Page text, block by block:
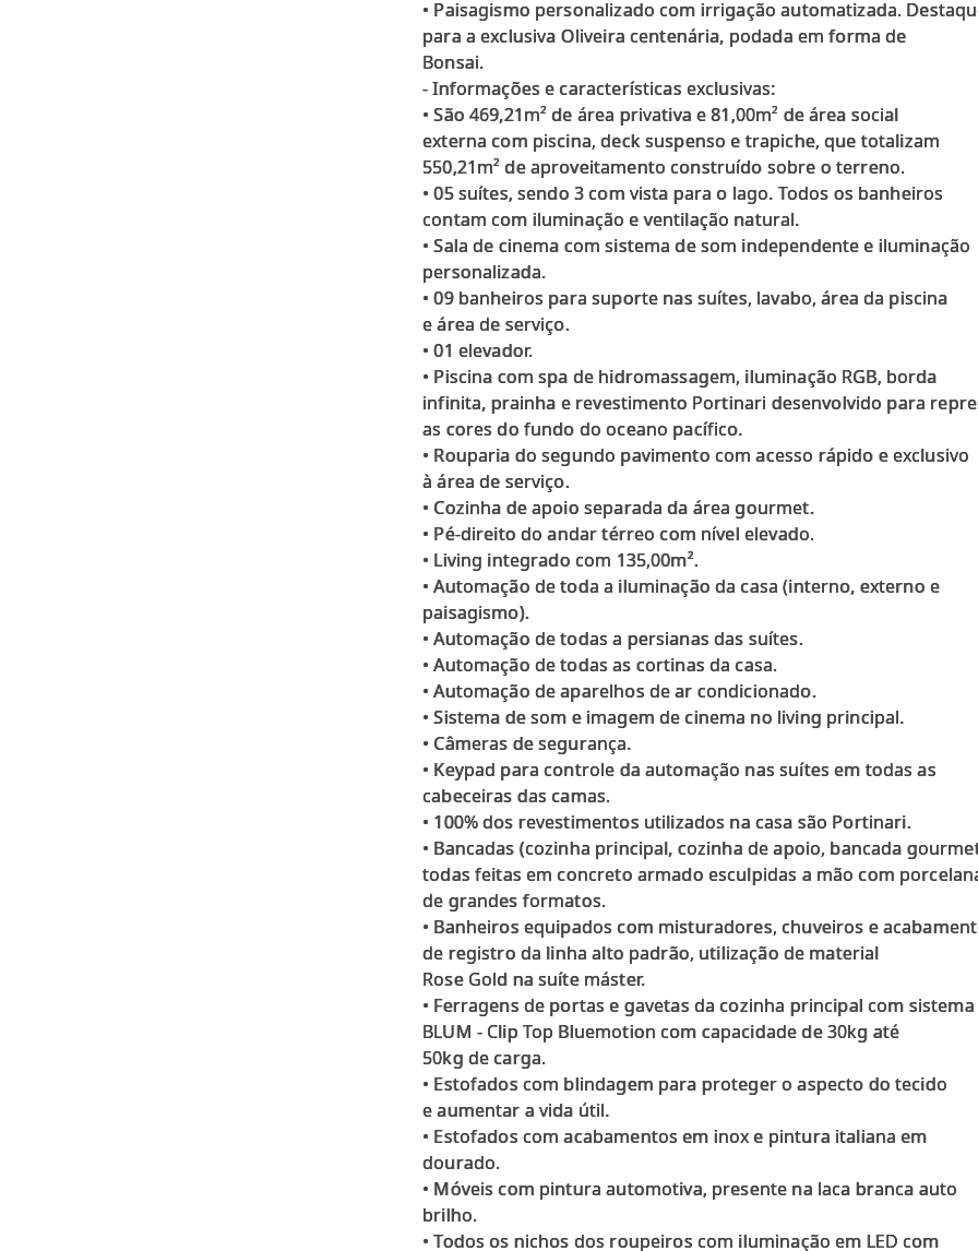
• Paisagismo personalizado com irrigação automatizada.
para a exclusiva Oliveira centenária, podada em forma de
Bonsai.
- Informações e características exclusivas:
• São 469,21m² de área privativa e 81,00m² de área social
externa com piscina, deck suspenso e trapiche, que totalizam
550,21m² de aproveitamento construído sobre o terreno.
• 05 suítes, sendo 3 com vista para o lago. Todos os banheiros
contam com iluminação e ventilação natural.
• Sala de cinema com sistema de som independente e iluminação
personalizada.
• 09 banheiros para suporte nas suítes, lavabo, área da piscina
e área de serviço.
• 01 elevador.
• Piscina com spa de hidromassagem, iluminação RGB, borda
infinita, prainha e revestimento Portinari desenvolvido para
as cores do fundo do oceano pacífico.
• Rouparia do segundo pavimento com acesso rápido e exclusivo
à área de serviço.
• Cozinha de apoio separada da área gourmet.
• Pé-direito do andar térreo com nível elevado.
• Living integrado com 135,00m².
• Automação de toda a iluminação da casa (interno, externo e
paisagismo).
• Automação de todas a persianas das suítes.
• Automação de todas as cortinas da casa.
• Automação de aparelhos de ar condicionado.
• Sistema de som e imagem de cinema no living principal.
• Câmeras de segurança.
• Keypad para controle da automação nas suítes em todas as
cabeceiras das camas.
• 100% dos revestimentos utilizados na casa são Portinari.
• Bancadas (cozinha principal, cozinha de apoio, bancada
todas feitas em concreto armado esculpidas a mão com
de grandes formatos.
• Banheiros equipados com misturadores, chuveiros e
de registro da linha alto padrão, utilização de material
Rose Gold na suíte máster.
• Ferragens de portas e gavetas da cozinha principal com sistema
BLUM - Clip Top Bluemotion com capacidade de 30kg até
50kg de carga.
• Estofados com blindagem para proteger o aspecto do tecido
e aumentar a vida útil.
• Estofados com acabamentos em inox e pintura italiana em
dourado.
• Móveis com pintura automotiva, presente na laca branca auto
brilho.
• Todos os nichos dos roupeiros com iluminação em LED com